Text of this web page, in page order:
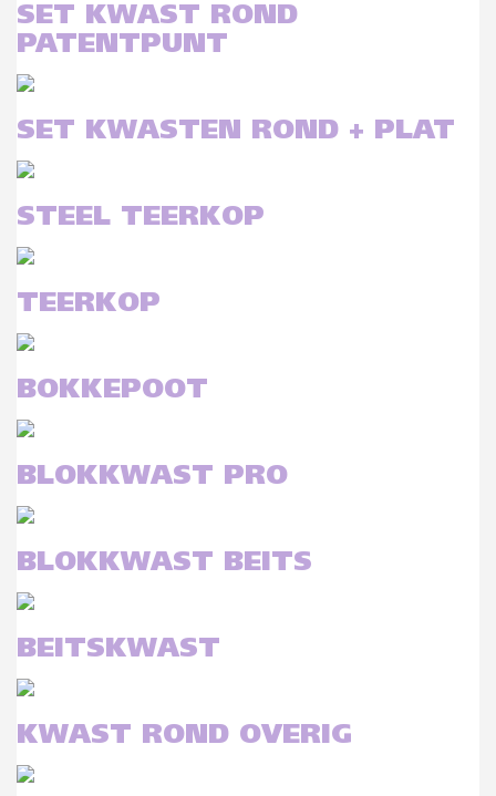
SET KWAST ROND
PATENTPUNT
SET KWASTEN ROND + PLAT
STEEL TEERKOP
TEERKOP
BOKKEPOOT
BLOKKWAST PRO
BLOKKWAST BEITS
BEITSKWAST
KWAST ROND OVERIG